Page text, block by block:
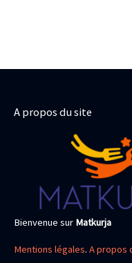
A propos du site
Bienvenue sur Matkurja
Mentions légales. A propos